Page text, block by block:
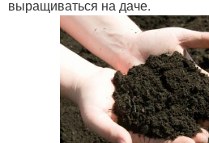
выращиваться на даче.